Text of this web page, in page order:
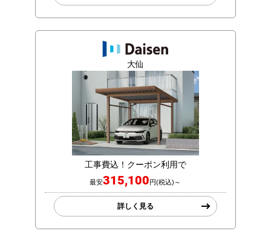
大仙
工事費込！クーポン利用で
最安315,100円(税込)～
詳しく見る